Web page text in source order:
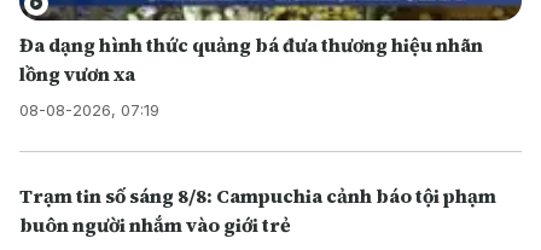
Đa dạng hình thức quảng bá đưa thương hiệu nhãn
lồng vươn xa
08-08-2026, 07:19
Trạm tin số sáng 8/8: Campuchia cảnh báo tội phạm
buôn người nhắm vào giới trẻ